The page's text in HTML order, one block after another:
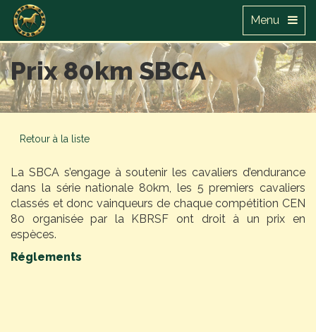
Menu
Prix 80km SBCA
Retour à la liste
La SBCA s’engage à soutenir les cavaliers d’endurance
dans la série nationale 80km, les 5 premiers cavaliers
classés et donc vainqueurs de chaque compétition CEN
80 organisée par la KBRSF ont droit à un prix en
espèces.
Réglements